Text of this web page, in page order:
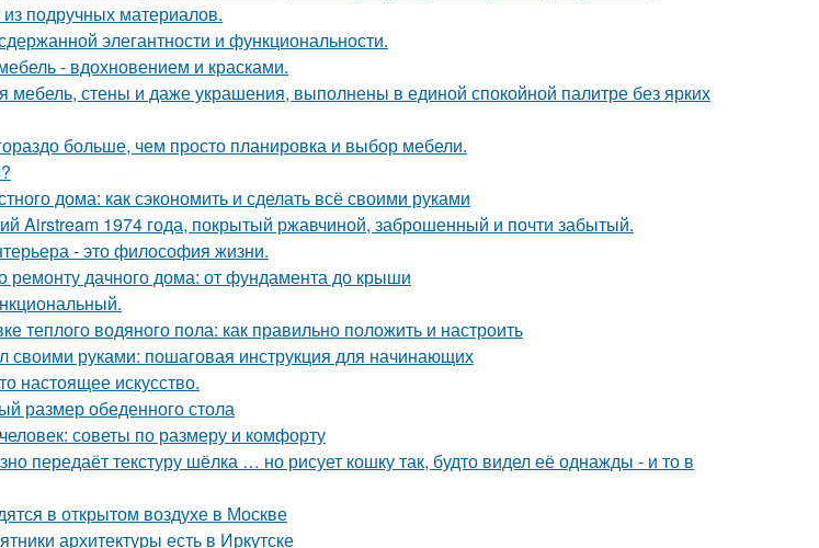
подручных материалов.
элегантности и функциональности.
- вдохновением и красками.
мебель, стены и даже украшения, выполнены в единой спокойной палитре без ярких
больше, чем просто планировка и выбор мебели.
дома: как сэкономить и сделать всё своими руками
Airstream 1974 года, покрытый ржавчиной, заброшенный и почти забытый.
- это философия жизни.
ремонту дачного дома: от фундамента до крыши
теплого водяного пола: как правильно положить и настроить
своими руками: пошаговая инструкция для начинающих
настоящее искусство.
размер обеденного стола
советы по размеру и комфорту
передаёт текстуру шёлка … но рисует кошку так, будто видел её однажды - и то в
в открытом воздухе в Москве
архитектуры есть в Иркутске